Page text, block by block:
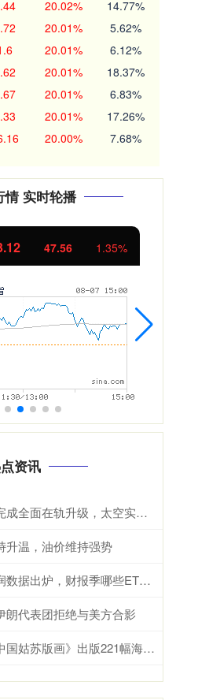
20.02% 14.77%
20.01% 5.62%
20.01% 6.12%
20.01% 18.37%
20.01% 6.83%
20.01% 17.26%
20.00% 7.68%
情 实时轮播
12.30 0.17%
资讯
兴业策略 中国北斗卫星完成全面在轨升级，太空实力再跃升
升温，油价维持强势
人人生 五月工业企业利润数据出炉，财报季哪些ETF值得关注？
朗代表团拒绝与美方合影
共享财富 《欧洲冯氏藏中国姑苏版画》出版221幅海外珍品影像“归乡”